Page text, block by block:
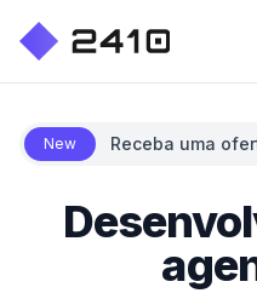
New
Receba uma